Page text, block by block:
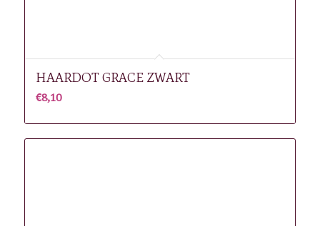
HAARDOT GRACE ZWART
€8,10